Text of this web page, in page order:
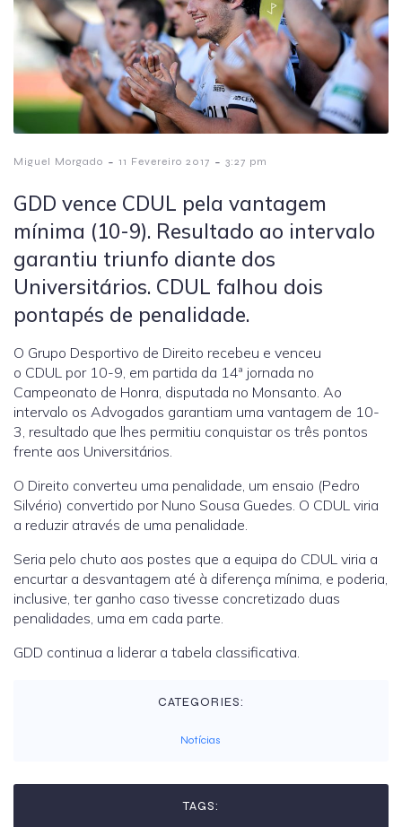
Miguel Morgado - 11 Fevereiro 2017 - 3:27 pm
GDD vence CDUL pela vantagem
mínima (10-9). Resultado ao intervalo
garantiu triunfo diante dos
Universitários. CDUL falhou dois
pontapés de penalidade.
O Grupo Desportivo de Direito recebeu e venceu
o CDUL por 10-9, em partida da 14ª jornada no
Campeonato de Honra, disputada no Monsanto. Ao
intervalo os Advogados garantiam uma vantagem de 10-
3, resultado que lhes permitiu conquistar os três pontos
frente aos Universitários.
O Direito converteu uma penalidade, um ensaio (Pedro
Silvério) convertido por Nuno Sousa Guedes. O CDUL viria
a reduzir através de uma penalidade.
Seria pelo chuto aos postes que a equipa do CDUL viria a
encurtar a desvantagem até à diferença mínima, e poderia,
inclusive, ter ganho caso tivesse concretizado duas
penalidades, uma em cada parte.
GDD continua a liderar a tabela classificativa.
CATEGORIES:
Notícias
TAGS: